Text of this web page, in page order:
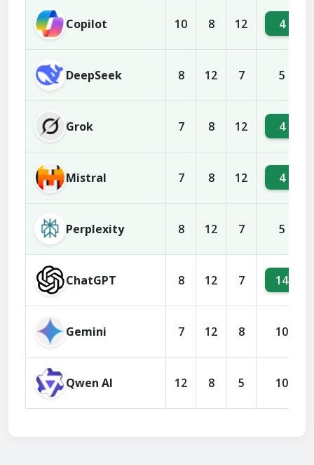
Copilot 10 8 12 4
DeepSeek 8 12 7 5
Grok 7 8 12 4
Mistral 7 8 12 4
Perplexity 8 12 7 5
ChatGPT 8 12 7 14
Gemini 7 12 8 10
Qwen AI 12 8 5 10